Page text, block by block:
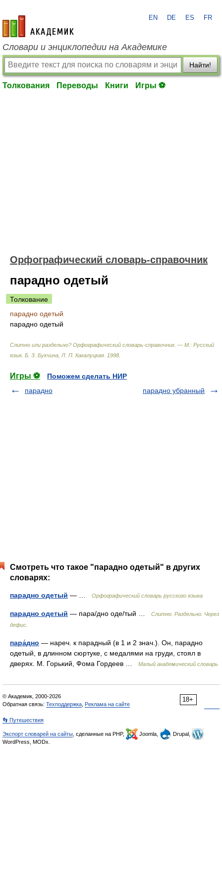
academic.ru
EN DE ES FR
Словари и энциклопедии на Академике
Найти!
Толкования Переводы Книги Игры ⚽
Орфографический словарь-справочник
парадно одетый
Толкование
парадно одетый
парадно одетый
Слитно или раздельно? Орфографический словарь-справочник. — М.: Русский
язык. Б. З. Букчина, Л. П. Какалуцкая 1998
Игры ⚽
Поможем сделать НИР
парадно
парадно убранный
Смотреть что такое "парадно одетый" в других
словарях:
парадно одетый — … Орфографический словарь русского языка
парадно одетый — пара/дно оде/тый …
Слитно. Раздельно. Через
дефис.
пара́дно — нареч. к парадный (в 1 и 2 знач.). Он, парадно
одетый, в длинном сюртуке, с медалями на груди, стоял в
дверях. М. Горький, Фома Гордеев …
Малый академический словарь
18+
© Академик, 2000-2026
Обратная связь: Техподдержка Реклама на сайте
👣 Путешествия
Экспорт словарей на сайты , сделанные на PHP, Joomla,
Drupal,
WordPress, MODx.